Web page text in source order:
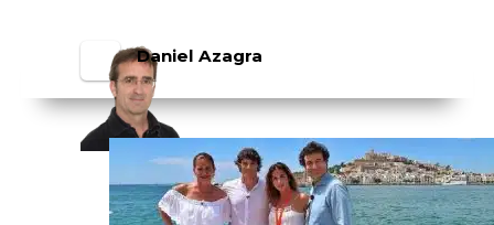
Daniel Azagra